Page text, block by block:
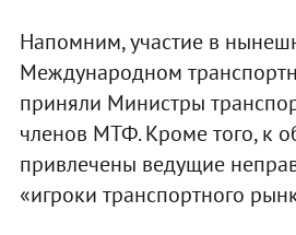
Напомним, участие в
Международном
приняли Министры
членов МТФ. Кроме того, к
привлечены ведущие
«игроки транспортного